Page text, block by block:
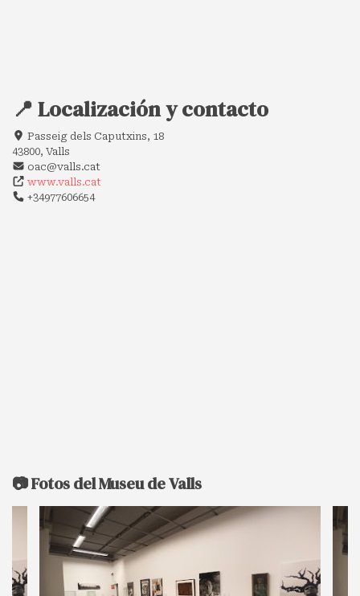
📍 Localización y contacto
Passeig dels Caputxins, 18
43800, Valls
oac@valls.cat
www.valls.cat
+34977606654
📷 Fotos del Museu de Valls